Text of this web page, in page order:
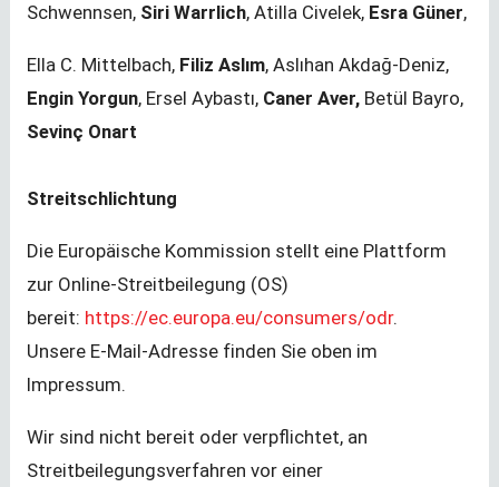
Schwennsen, Siri Warrlich, Atilla Civelek, Esra Güner,
Ella C. Mittelbach, Filiz Aslım, Aslıhan Akdağ-Deniz,
Engin Yorgun, Ersel Aybastı, Caner Aver, Betül Bayro,
Sevinç Onart
Streitschlichtung
Die Europäische Kommission stellt eine Plattform
zur Online-Streitbeilegung (OS)
bereit: https://ec.europa.eu/consumers/odr.
Unsere E-Mail-Adresse finden Sie oben im
Impressum.
Wir sind nicht bereit oder verpflichtet, an
Streitbeilegungsverfahren vor einer